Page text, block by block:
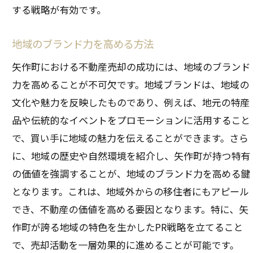
する戦略が有効です。
地域のブランド力を高める方法
矢作町における不動産売却の成功には、地域のブランド
力を高めることが不可欠です。地域ブランドは、地域の
文化や魅力を反映したものであり、例えば、地元の特産
品や伝統的なイベントをプロモーションに活用すること
で、買い手に地域の魅力を伝えることができます。さら
に、地域の歴史や自然環境を紹介し、矢作町が持つ特有
の価値を強調することが、地域のブランド力を高める鍵
となります。これは、地域外からの移住者にもアピール
でき、不動産の価値を高める要因となります。特に、矢
作町が誇る地域の特色を生かしたPR戦略を立てること
で、売却活動を一層効果的に進めることが可能です。